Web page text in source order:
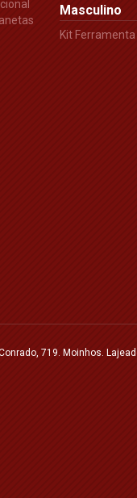
Masculino
Kit Ferramenta
719. Moinhos.